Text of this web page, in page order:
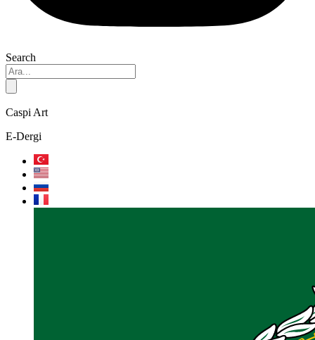
Search
Caspi Art
E-Dergi